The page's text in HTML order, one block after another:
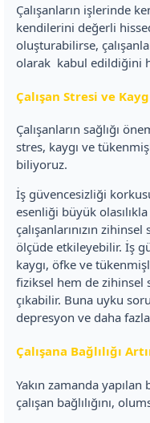
Çalışanların işlerinde
kendilerini değerli
oluşturabilirse,
olarak kabul edildiğini
Çalışan Stresi ve
Çalışanların sağlığı
stres, kaygı ve
biliyoruz.
İş güvencesizliği
esenliği büyük
çalışanlarınızın zihinsel
ölçüde etkileyebilir. İş
kaygı, öfke ve
fiziksel hem de zihinsel
çıkabilir. Buna uyku
depresyon ve daha
Çalışana Bağlılığı
Yakın zamanda
çalışan bağlılığını,